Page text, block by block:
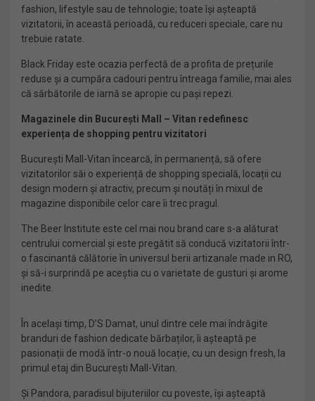
fashion, lifestyle sau de tehnologie; toate își așteaptă
vizitatorii, în această perioadă, cu reduceri speciale, care nu
trebuie ratate.
Black Friday este ocazia perfectă de a profita de prețurile
reduse și a cumpăra cadouri pentru întreaga familie, mai ales
că sărbătorile de iarnă se apropie cu pași repezi.
Magazinele din București Mall – Vitan redefinesc
experiența de shopping pentru vizitatori
București Mall-Vitan încearcă, în permanență, să ofere
vizitatorilor săi o experiență de shopping specială, locații cu
design modern și atractiv, precum și noutăți în mixul de
magazine disponibile celor care îi trec pragul.
The Beer Institute este cel mai nou brand care s-a alăturat
centrului comercial și este pregătit să conducă vizitatorii într-
o fascinantă călătorie în universul berii artizanale made in RO,
și să-i surprindă pe aceștia cu o varietate de gusturi și arome
inedite.
În același timp, D’S Damat, unul dintre cele mai îndrăgite
branduri de fashion dedicate bărbaților, îi așteaptă pe
pasionații de modă într-o nouă locație, cu un design fresh, la
primul etaj din București Mall-Vitan.
Și Pandora, paradisul bijuteriilor cu poveste, își așteaptă